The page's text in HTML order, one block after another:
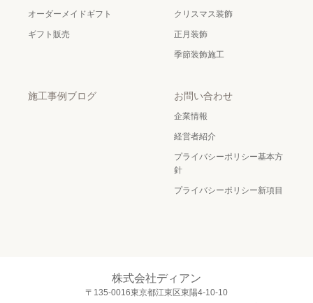
オーダーメイドギフト
ギフト販売
クリスマス装飾
正月装飾
季節装飾施工
施工事例ブログ お問い合わせ
企業情報
経営者紹介
プライバシーポリシー基本方
針
プライバシーポリシー新項目
株式会社ディアン
〒135-0016東京都江東区東陽4-10-10